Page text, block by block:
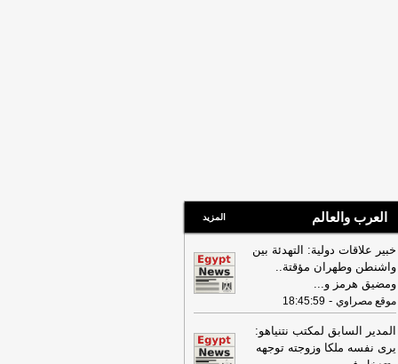
العرب والعالم المزيد
خبير علاقات دولية: التهدئة بين
واشنطن وطهران مؤقتة..
ومضيق هرمز و...
موقع مصراوي -
18:45:59
المدير السابق لمكتب نتنياهو:
يرى نفسه ملكا وزوجته توجهه